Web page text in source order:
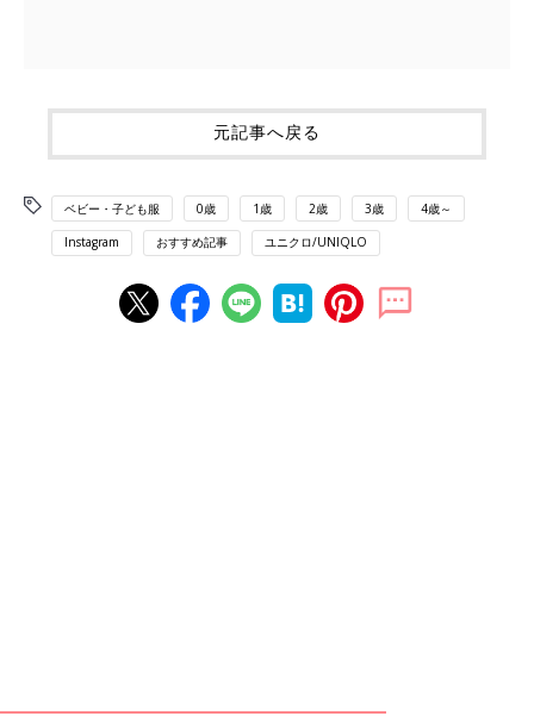
元記事へ戻る
ベビー・子ども服 0歳 1歳 2歳 3歳 4歳～
Instagram おすすめ記事 ユニクロ/UNIQLO